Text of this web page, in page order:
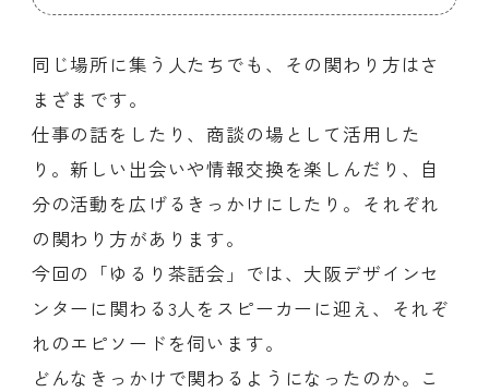
同じ場所に集う人たちでも、その関わり方はさ
まざまです。
仕事の話をしたり、商談の場として活用した
り。新しい出会いや情報交換を楽しんだり、自
分の活動を広げるきっかけにしたり。それぞれ
の関わり方があります。
今回の「ゆるり茶話会」では、大阪デザインセ
ンターに関わる3人をスピーカーに迎え、それぞ
れのエピソードを伺います。
どんなきっかけで関わるようになったのか。こ